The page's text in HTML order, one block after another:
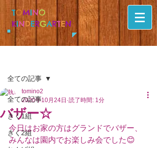
TOMINO
KINDERGARTEN
全ての記事
きく1組
きく2組
全ての記事
バザー☆
tomino2
2020年10月24日 読了時間: 1分
今日はお家の方はグランドでバザー、
みんなは園内でお楽しみ会でした😊